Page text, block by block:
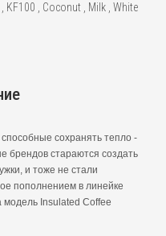
KF100 Coconut Milk White
сохранять тепло -
брендов стараются создать
и тоже не стали
пополнением в линейке
модель Insulated Coffee